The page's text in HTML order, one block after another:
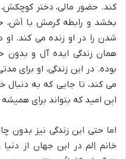
کند. حضور مالی، دختر
بخشد و رابطه گرمش با
شدن را در او زنده می کند. او
همان زندگی ایده آل و
بوده. در این زندگی، او
می کند، تا جایی که به دنبال
این امید که بتواند برای همیشه
اما حتی این زندگی نیز
خانم اِلم در این جهان از